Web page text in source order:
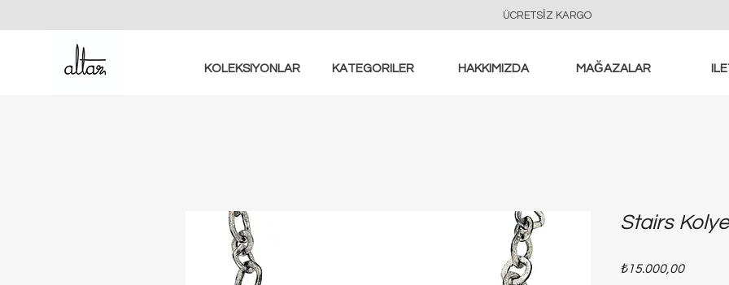
ÜCRETSİZ KARGO
KOLEKSIYONLAR KATEGORILER HAKKIMIZDA MAĞAZALAR
Stairs
₺15.000,00Fiyat